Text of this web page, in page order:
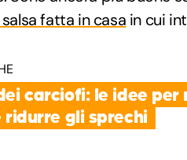
fatta in casa in cui
carciofi: le idee
ridurre gli sprechi